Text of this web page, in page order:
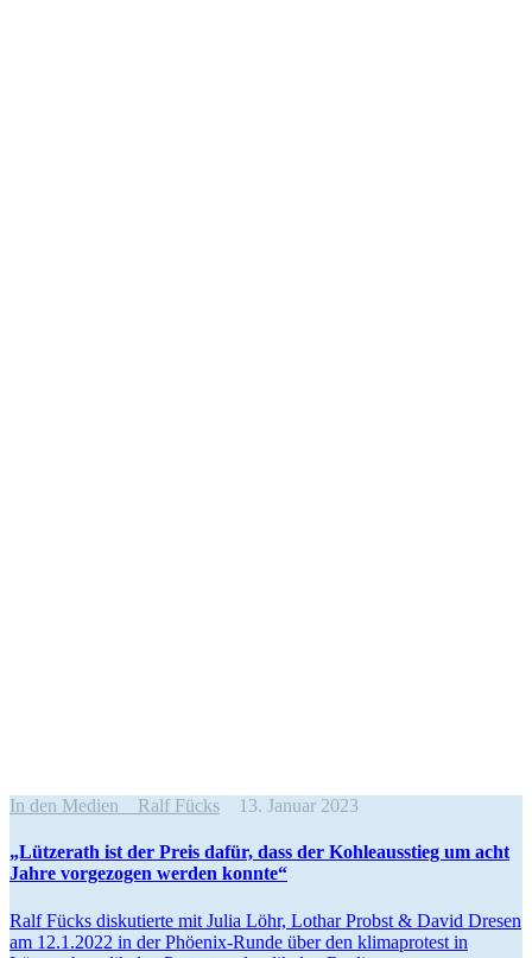
In den Medien Ralf Fücks 13. Januar 2023
„Lützerath ist der Preis dafür, dass der Kohle­aus­stieg um acht
Jahre vorge­zogen werden konnte“
Ralf Fücks disku­tierte mit Julia Löhr, Lothar Probst & David Dresen
am 12.1.2022 in der Phöenix-Runde über den klima­protest in